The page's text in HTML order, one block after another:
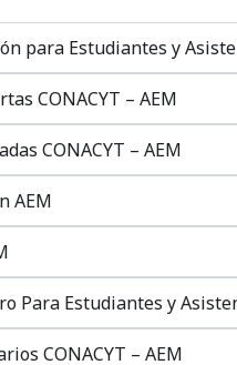
para Estudiantes y
CONACYT – AEM
CONACYT – AEM
AEM
Para Estudiantes y
CONACYT – AEM